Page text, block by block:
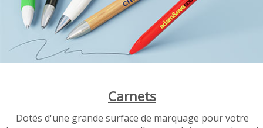
Carnets
Dotés d'une grande surface de marquage pour votre